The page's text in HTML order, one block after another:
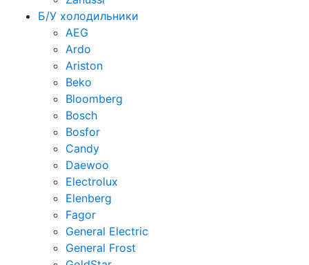
Б/У холодильники
AEG
Ardo
Ariston
Beko
Bloomberg
Bosch
Bosfor
Candy
Daewoo
Electrolux
Elenberg
Fagor
General Electric
General Frost